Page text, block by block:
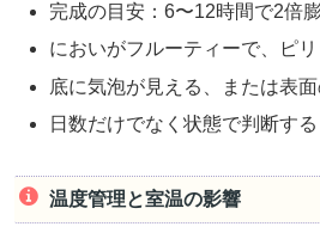
完成の目安：6〜12時間で2倍
においがフルーティーで、ピ
底に気泡が見える、または表
日数だけでなく状態で判断する
温度管理と室温の影響